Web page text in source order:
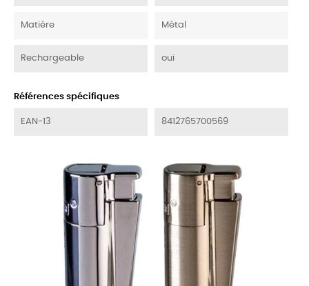
Matière Métal
Rechargeable oui
Références spécifiques
EAN-13 8412765700569